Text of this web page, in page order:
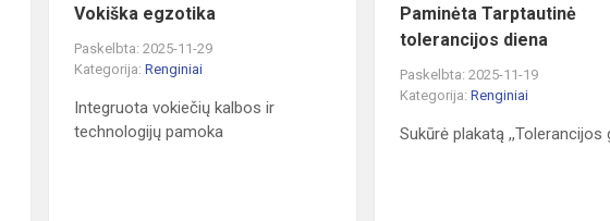
Vokiška egzotika
Paskelbta: 2025-11-29
Kategorija:Renginiai
Integruota vokiečių kalbos ir
technologijų pamoka
Paminėta Tarptautinė
tolerancijos diena
Paskelbta: 2025-11-19
Kategorija:Renginiai
Sukūrė plakatą ,,Tolerancijos